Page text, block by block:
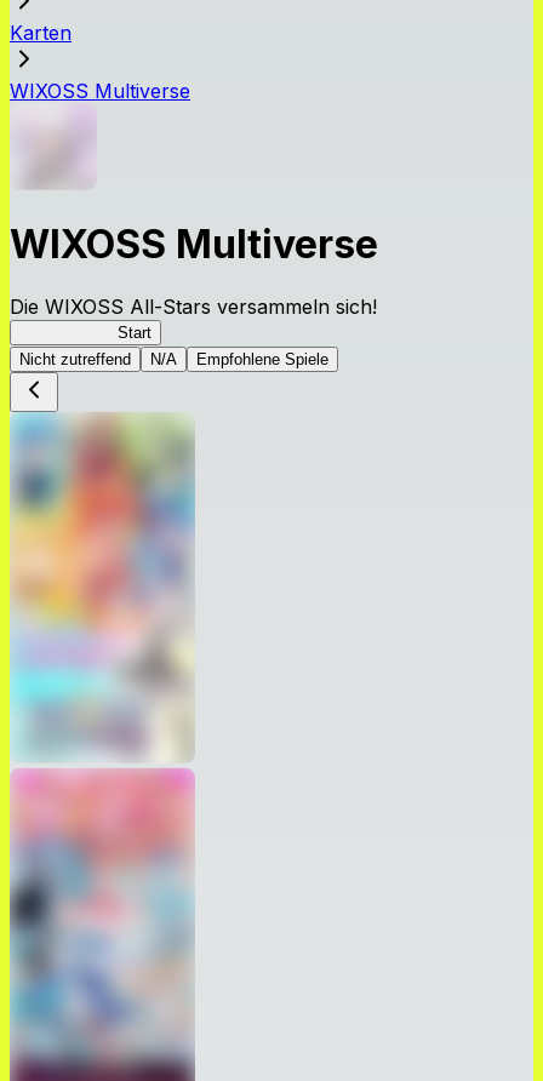
Karten
WIXOSS Multiverse
WIXOSS Multiverse
Die WIXOSS All-Stars versammeln sich!
Start
Nicht zutreffend
N/A Empfohlene Spiele